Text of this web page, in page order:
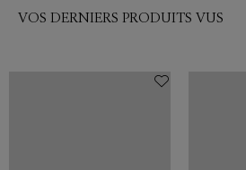
VOS DERNIERS PRODUITS VUS